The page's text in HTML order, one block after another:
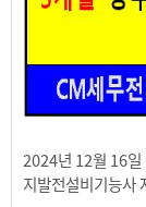
2024년 12월 16일
지발전설비기능사